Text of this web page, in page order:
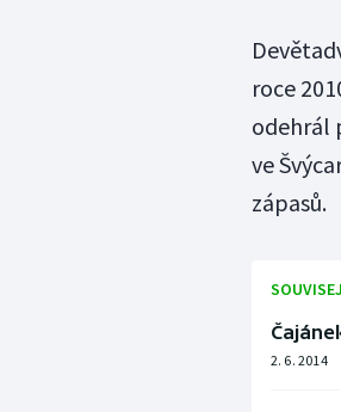
roce
odehrál
ve
zápasů.
2. 6. 2014